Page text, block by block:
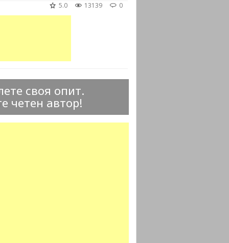
0
13139
5.0
своя опит.
четен автор!